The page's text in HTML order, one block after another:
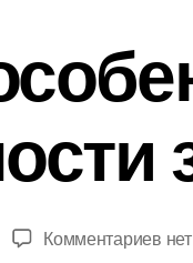
Комментариевкнет